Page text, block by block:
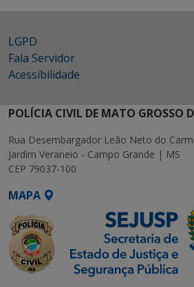
LGPD
Fala Servidor
Acessibilidade
POLÍCIA CIVIL DE MATO GROSSO
Rua Desembargador Leão Neto do
Jardim Veraneio - Campo Grande | MS
CEP 79037-100
MAPA